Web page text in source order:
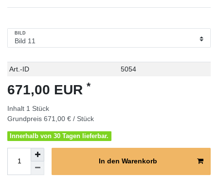
BILD
Technisches
Wert
Art.-ID 5054
671,00 EUR *
Inhalt 1 Stück
Grundpreis 671,00 € / Stück
Innerhalb von 30 Tagen lieferbar.
In den Warenkorb